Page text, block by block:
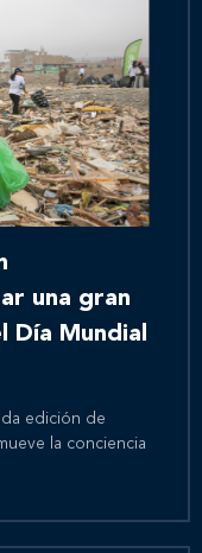
una gran
Día Mundial
edición de
la conciencia